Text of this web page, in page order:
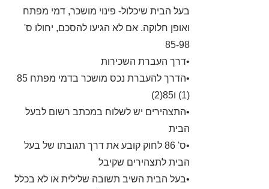
בעל הבית שיכלול- פינוי מושכר, דמי מפתח
ואופן חלוקה. אם לא הגיעו להסכם, יחולו ס'
85-98
•דרך העברת השכירות
•הדרך להעברת נכס מושכר בדמי מפתח 85
(1) ו85(2)
•התצהירים יש לשלוח במכתב רשום לבעל
הבית
•ס' 86 לחוק קובע את דרך תגובתו של בעל
הבית לתצהירים שקיבל
•בעל הבית השיב תשובה שלילית או לא בכלל